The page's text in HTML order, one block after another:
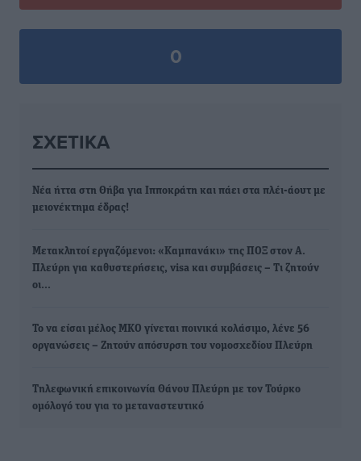
0
ΣΧΕΤΙΚΆ
Νέα ήττα στη Θήβα για Ιπποκράτη και πάει στα πλέι-άουτ με
μειονέκτημα έδρας!
Μετακλητοί εργαζόμενοι: «Καμπανάκι» της ΠΟΞ στον Α.
Πλεύρη για καθυστερήσεις, visa και συμβάσεις – Τι ζητούν
οι…
Το να είσαι μέλος ΜΚΟ γίνεται ποινικά κολάσιμο, λένε 56
οργανώσεις – Ζητούν απόσυρση του νομοσχεδίου Πλεύρη
Τηλεφωνική επικοινωνία Θάνου Πλεύρη με τον Τούρκο
ομόλογό του για το μεταναστευτικό